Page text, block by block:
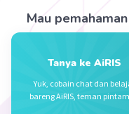
08 Oktober
mudah
Nanda R
08 Oktober 2023 10:35
Mau
Tanya ke AiRIS
Yuk, cobain chat dan
bareng AiRIS, teman